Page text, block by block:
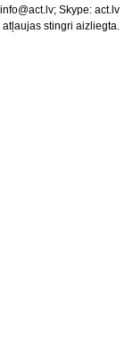
info@act.lv; Skype: act.lv
stingri aizliegta.